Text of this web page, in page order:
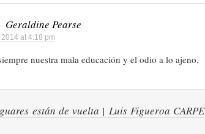
Geraldine Pearse
at 4:18 pm
nuestra mala educación y el odio a lo ajeno.
están de vuelta | Luis Figueroa CARPE